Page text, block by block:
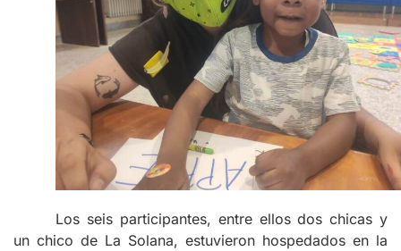
Los seis participantes, entre ellos dos chicas y
un chico de La Solana, estuvieron hospedados en la